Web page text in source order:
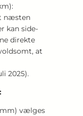
næsten
kan side-
direkte
at
2025).
vælges